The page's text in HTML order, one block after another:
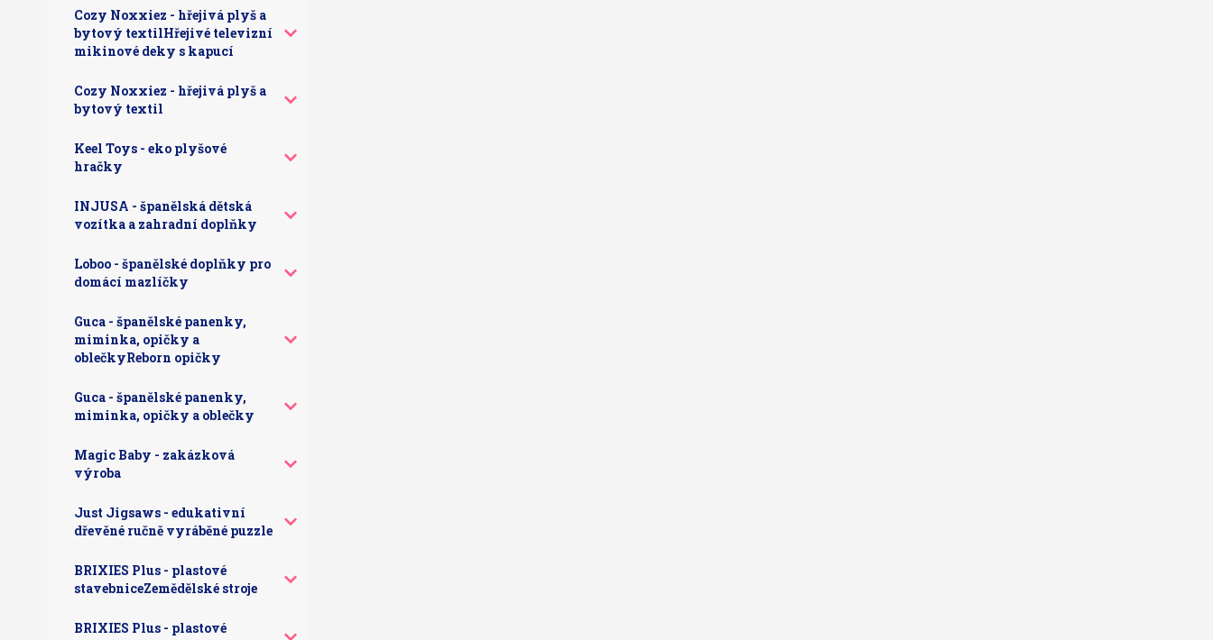
Cozy Noxxiez - hřejivá plyš a
bytový textilHřejivé televizní
mikinové deky s kapucí
Cozy Noxxiez - hřejivá plyš a
bytový textil
Keel Toys - eko plyšové
hračky
INJUSA - španělská dětská
vozítka a zahradní doplňky
Loboo - španělské doplňky pro
domácí mazlíčky
Guca - španělské panenky,
miminka, opičky a
oblečkyReborn opičky
Guca - španělské panenky,
miminka, opičky a oblečky
Magic Baby - zakázková
výroba
Just Jigsaws - edukativní
dřevěné ručně vyráběné puzzle
BRIXIES Plus - plastové
stavebniceZemědělské stroje
BRIXIES Plus - plastové